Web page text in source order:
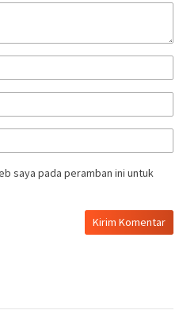
saya pada peramban ini untuk